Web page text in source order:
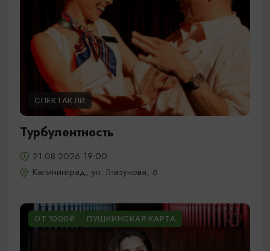
СПЕКТАКЛИ
Турбулентность
21.08.2026 19:00
Калининград, ул. Глазунова, 6
ОТ 1000₽ ПУШКИНСКАЯ КАРТА